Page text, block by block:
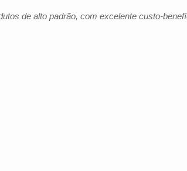
de alto padrão, com excelente custo-